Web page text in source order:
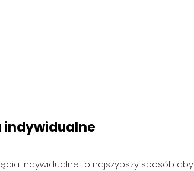
indywidualne
indywidualne to najszybszy sposób aby